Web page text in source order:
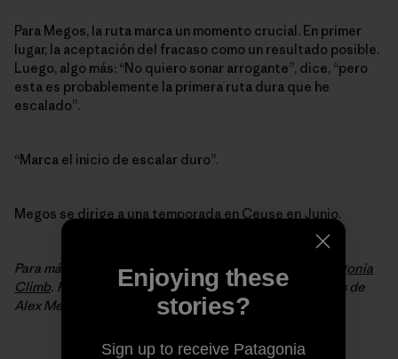
Para Megos, la ruta marca un momento crucial. En primer
lugar, la aceptación del fracaso como un resultado posible.
Luego, algo más: “No quiero sonar arrogante”, dice, “pero
esta es probablemente la primera ruta dura que he
escalado”.
“Marca el inicio de escalar duro”.
Megos se dirige a una temporada en Ceuse en Junio.
Para más noticias e imágenes de escalada, sigue a
Patagonia
Climb. Para mantenerte al día con las escaladas y viajes de
Alex Megos, síguelo en
InstagramoFacebook
Enjoying these
stories?
Sign up to receive Patagonia